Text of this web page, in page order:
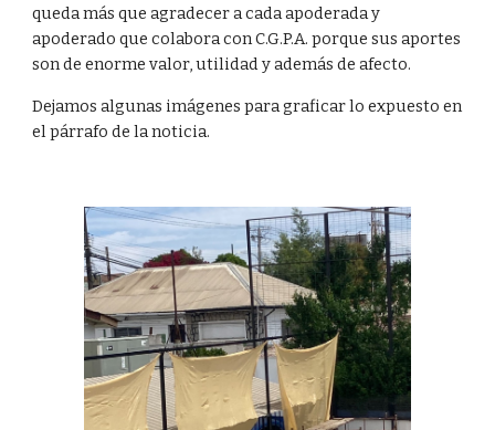
queda más que agradecer a cada apoderada y
apoderado que colabora con C.G.P.A. porque sus aportes
son de enorme valor, utilidad y además de afecto.
Dejamos algunas imágenes para graficar lo expuesto en
el párrafo de la noticia.